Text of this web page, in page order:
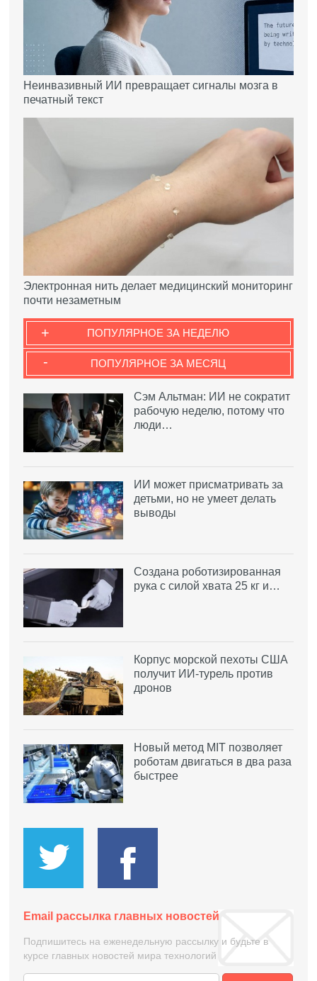
Неинвазивный ИИ превращает сигналы мозга в
печатный текст
Электронная нить делает медицинский мониторинг
почти незаметным
ПОПУЛЯРНОЕ ЗА НЕДЕЛЮ
+
ПОПУЛЯРНОЕ ЗА МЕСЯЦ
-
Сэм Альтман: ИИ не сократит
рабочую неделю, потому что
люди…
ИИ может присматривать за
детьми, но не умеет делать
выводы
Создана роботизированная
рука с силой хвата 25 кг и…
Корпус морской пехоты США
получит ИИ-турель против
дронов
Новый метод MIT позволяет
роботам двигаться в два раза
быстрее
Email рассылка главных новостей
Подпишитесь на еженедельную рассылку и будьте в
курсе главных новостей мира технологий